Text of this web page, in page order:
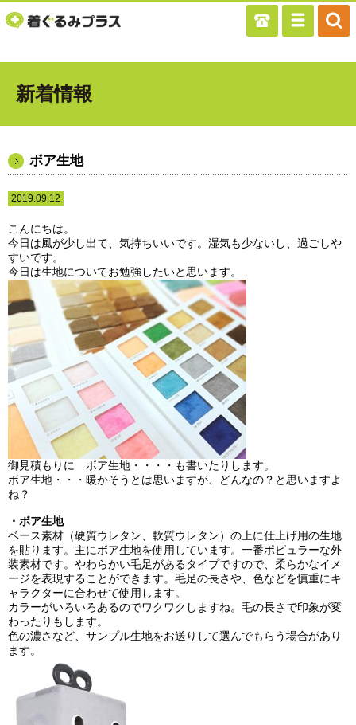
新着情報
ボア生地
2019.09.12
こんにちは。
今日は風が少し出て、気持ちいいです。湿気も少ないし、過ごしや
すいです。
今日は生地についてお勉強したいと思います。
御見積もりに ボア生地・・・・も書いたりします。
ボア生地・・・暖かそうとは思いますが、どんなの？と思いますよ
ね？
・ボア生地
ベース素材（硬質ウレタン、軟質ウレタン）の上に仕上げ用の生地
を貼ります。主にボア生地を使用しています。一番ポピュラーな外
装素材です。やわらかい毛足があるタイプですので、柔らかなイメ
ージを表現することができます。毛足の長さや、色などを慎重にキ
ャラクターに合わせて使用します。
カラーがいろいろあるのでワクワクしますね。毛の長さで印象が変
わったりもします。
色の濃さなど、サンプル生地をお送りして選んでもらう場合があり
ます。